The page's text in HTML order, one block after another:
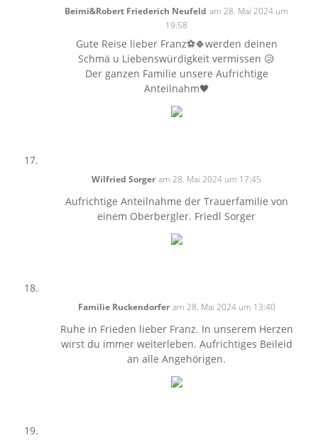
Beimi&Robert Friederich Neufeld am 28. Mai 2024 um
19:58
Gute Reise lieber Franz⚽️🍀werden deinen
Schmä u Liebenswürdigkeit vermissen 😥
Der ganzen Familie unsere Aufrichtige
Anteilnahm🖤
Wilfried Sorger am 28. Mai 2024 um 17:45
Aufrichtige Anteilnahme der Trauerfamilie von
einem Oberbergler. Friedl Sorger
Familie Ruckendorfer am 28. Mai 2024 um 13:40
Ruhe in Frieden lieber Franz. In unserem Herzen
wirst du immer weiterleben. Aufrichtiges Beileid
an alle Angehörigen.